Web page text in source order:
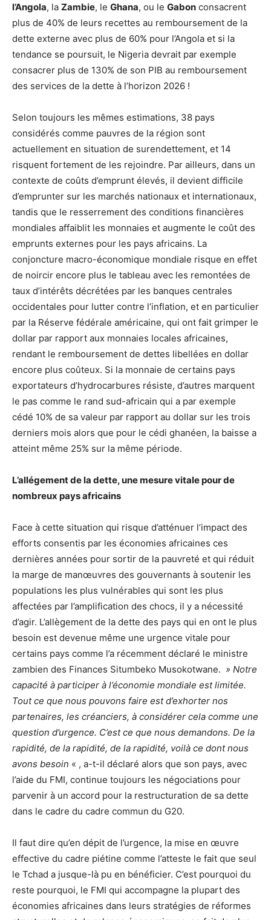
l’Angola, la Zambie, le Ghana, ou le Gabon consacrent
plus de 40% de leurs recettes au remboursement de la
dette externe avec plus de 60% pour l’Angola et si la
tendance se poursuit, le Nigeria devrait par exemple
consacrer plus de 130% de son PIB au remboursement
des services de la dette à l’horizon 2026 !
Selon toujours les mêmes estimations, 38 pays
considérés comme pauvres de la région sont
actuellement en situation de surendettement, et 14
risquent fortement de les rejoindre. Par ailleurs, dans un
contexte de coûts d’emprunt élevés, il devient difficile
d’emprunter sur les marchés nationaux et internationaux,
tandis que le resserrement des conditions financières
mondiales affaiblit les monnaies et augmente le coût des
emprunts externes pour les pays africains. La
conjoncture macro-économique mondiale risque en effet
de noircir encore plus le tableau avec les remontées de
taux d’intérêts décrétées par les banques centrales
occidentales pour lutter contre l’inflation, et en particulier
par la Réserve fédérale américaine, qui ont fait grimper le
dollar par rapport aux monnaies locales africaines,
rendant le remboursement de dettes libellées en dollar
encore plus coûteux. Si la monnaie de certains pays
exportateurs d’hydrocarbures résiste, d’autres marquent
le pas comme le rand sud-africain qui a par exemple
cédé 10% de sa valeur par rapport au dollar sur les trois
derniers mois alors que pour le cédi ghanéen, la baisse a
atteint même 25% sur la même période.
L’allégement de la dette, une mesure vitale pour de
nombreux pays africains
Face à cette situation qui risque d’atténuer l’impact des
efforts consentis par les économies africaines ces
dernières années pour sortir de la pauvreté et qui réduit
la marge de manœuvres des gouvernants à soutenir les
populations les plus vulnérables qui sont les plus
affectées par l’amplification des chocs, il y a nécessité
d’agir. L’allègement de la dette des pays qui en ont le plus
besoin est devenue même une urgence vitale pour
certains pays comme l’a récemment déclaré le ministre
zambien des Finances Situmbeko Musokotwane. » Notre
capacité à participer à l’économie mondiale est limitée.
Tout ce que nous pouvons faire est d’exhorter nos
partenaires, les créanciers, à considérer cela comme une
question d’urgence. C’est ce que nous demandons. De la
rapidité, de la rapidité, de la rapidité, voilà ce dont nous
avons besoin « , a-t-il déclaré alors que son pays, avec
l’aide du FMI, continue toujours les négociations pour
parvenir à un accord pour la restructuration de sa dette
dans le cadre du cadre commun du G20.
Il faut dire qu’en dépit de l’urgence, la mise en œuvre
effective du cadre piétine comme l’atteste le fait que seul
le Tchad a jusque-là pu en bénéficier. C’est pourquoi du
reste pourquoi, le FMI qui accompagne la plupart des
économies africaines dans leurs stratégies de réformes